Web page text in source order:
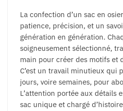
La confection d’un sac en
patience, précision, et un
génération en génération.
soigneusement sélectionné,
main pour créer des motifs et
C’est un travail minutieux qui
jours, voire semaines, pour
L’attention portée aux détails
sac unique et chargé